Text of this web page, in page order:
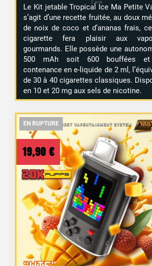
Le Kit jetable Tropical Ice Ma Petite
s’agit d’une recette fruitée, au doux
de noix de coco et d’ananas frais,
cigarette fera plaisir aux
gourmands. Elle possède une
500 mAh soit 600 bouffées
contenance en e-liquide de 2 ml,
de 30 à 40 cigarettes classiques.
en 10 et 20 mg aux sels de nicotine.
EN RUPTURE
EN RUPTURE
19,90 €
EN RUPTURE